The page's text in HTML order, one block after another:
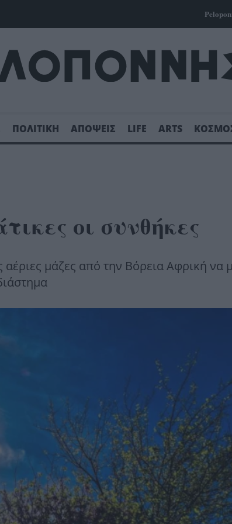
ΠΟΛΙΤΙΚΗ ΑΠΟΨΕΙΣ LIFE ARTS
οι συνθήκες
μάζες από την Βόρεια Αφρική να